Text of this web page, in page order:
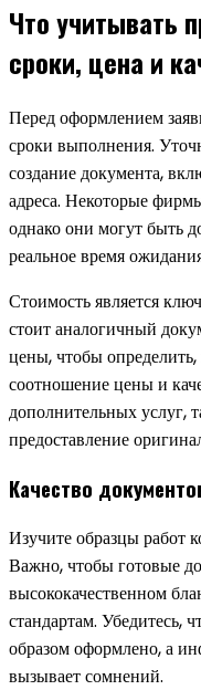
Что учитывать
сроки, цена и
Перед оформлением
сроки выполнения.
создание документа,
адреса. Некоторые
однако они могут быть
реальное время
Стоимость является
стоит аналогичный
цены, чтобы
соотношение цены и
дополнительных услуг,
предоставление
Качество
Изучите образцы работ
Важно, чтобы готовые
высококачественном
стандартам. Убедитесь,
образом оформлено, а
вызывает сомнений.